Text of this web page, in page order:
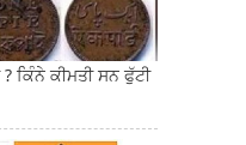
ਕਿੰਨੇ ਕੀਮਤੀ ਸਨ ਫੁੱਟੀ